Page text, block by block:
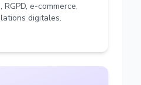
e-commerce,
digitales.